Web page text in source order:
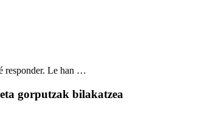
responder. Le han …
gorputzak bilakatzea